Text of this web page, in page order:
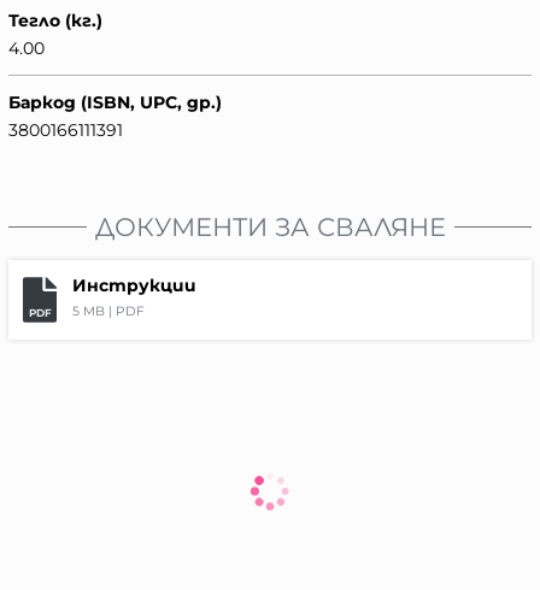
Тегло (кг.)
4.00
Баркод (ISBN, UPC, др.)
3800166111391
ДОКУМЕНТИ ЗА СВАЛЯНЕ
PDF
Инструкции
5 MB | PDF